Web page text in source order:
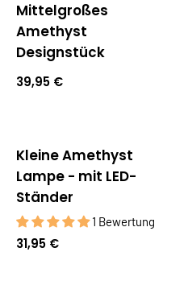
Ausverkauft
Mittelgroßes
Amethyst
Designstück
39,95 €
Ausverkauft
Kleine Amethyst
Lampe - mit LED-
Ständer
1 Bewertung
31,95 €